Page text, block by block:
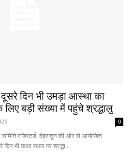
दिन भी उमड़ा आस्था का
बड़ी संख्या में पहुंचे श्रद्धालु
0
समिति रजिस्टर्ड, देहरादून की ओर से आयोजित
दिन भी कथा स्थल पर श्रद्धा...